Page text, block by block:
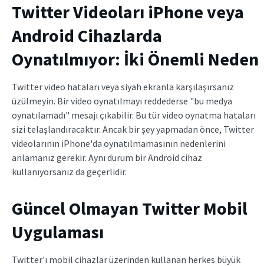
Twitter Videoları iPhone veya
Android Cihazlarda
Oynatılmıyor: İki Önemli Neden
Twitter video hataları veya siyah ekranla karşılaşırsanız
üzülmeyin. Bir video oynatılmayı reddederse "bu medya
oynatılamadı" mesajı çıkabilir. Bu tür video oynatma hataları
sizi telaşlandıracaktır. Ancak bir şey yapmadan önce, Twitter
videolarının iPhone'da oynatılmamasının nedenlerini
anlamanız gerekir. Aynı durum bir Android cihaz
kullanıyorsanız da geçerlidir.
Güncel Olmayan Twitter Mobil
Uygulaması
Twitter'ı mobil cihazlar üzerinden kullanan herkes büyük